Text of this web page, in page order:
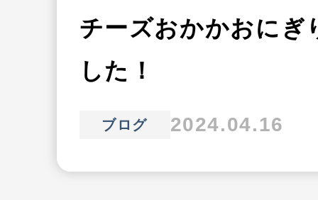
チーズおかかおにぎ
した！
ブログ 2024.04.16